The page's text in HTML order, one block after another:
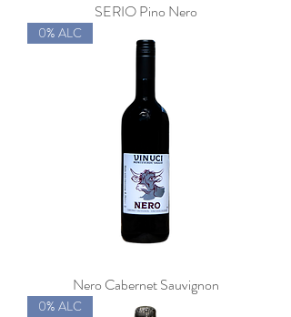
SERIO Pino Nero
0% ALC
Nero Cabernet Sauvignon
0% ALC